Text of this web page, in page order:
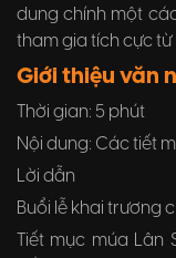
dung chính một
tham gia tích cực từ
Giới thiệu văn
Thời gian: 5 phút
Nội dung: Các tiết
Lời dẫn
Buổi lễ khai trương
Tiết mục múa Lân